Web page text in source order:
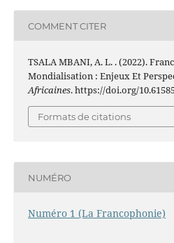
COMMENT CITER
TSALA MBANI, A. L. . (2022).
Mondialisation : Enjeux Et
Africaines. https://doi.org/
Formats de citations
NUMÉRO
Numéro 1 (La Francophonie)